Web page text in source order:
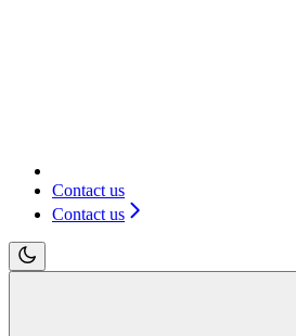
Contact us
Contact us